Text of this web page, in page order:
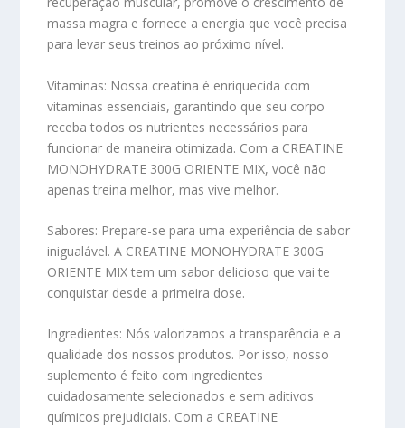
massa magra e fornece a energia que você precisa
para levar seus treinos ao próximo nível.
Vitaminas: Nossa creatina é enriquecida com
vitaminas essenciais, garantindo que seu corpo
receba todos os nutrientes necessários para
funcionar de maneira otimizada. Com a CREATINE
MONOHYDRATE 300G ORIENTE MIX, você não
apenas treina melhor, mas vive melhor.
Sabores: Prepare-se para uma experiência de sabor
inigualável. A CREATINE MONOHYDRATE 300G
ORIENTE MIX tem um sabor delicioso que vai te
conquistar desde a primeira dose.
Ingredientes: Nós valorizamos a transparência e a
qualidade dos nossos produtos. Por isso, nosso
suplemento é feito com ingredientes
cuidadosamente selecionados e sem aditivos
químicos prejudiciais. Com a CREATINE